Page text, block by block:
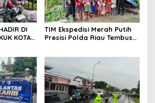
DI
KOTA
GREEN
HUT KE-81
TIM Ekspedisi Merah Putih
Presisi Polda Riau Tembus
Putih Hadirkan Kepedulian
Nyata untuk Negeri